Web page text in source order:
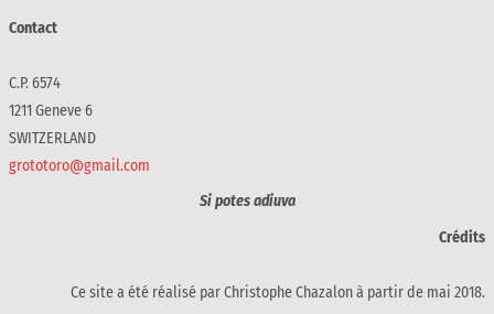
Contact
C.P. 6574
1211 Geneve 6
SWITZERLAND
grototoro@gmail.com
Si potes adiuva
Crédits
Ce site a été réalisé par Christophe Chazalon à partir de mai 2018.